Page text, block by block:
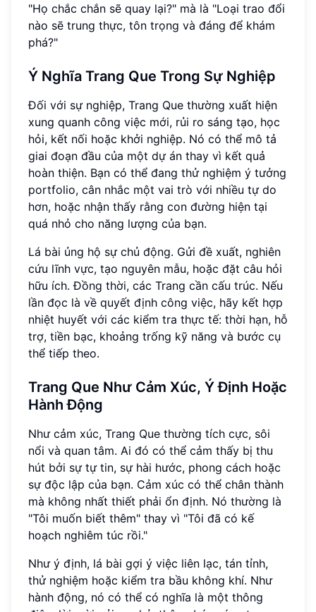
"Họ chắc chắn sẽ quay lại?" mà là "Loại trao đổi
nào sẽ trung thực, tôn trọng và đáng để khám
phá?"
Ý Nghĩa Trang Que Trong Sự Nghiệp
Đối với sự nghiệp, Trang Que thường xuất hiện
xung quanh công việc mới, rủi ro sáng tạo, học
hỏi, kết nối hoặc khởi nghiệp. Nó có thể mô tả
giai đoạn đầu của một dự án thay vì kết quả
hoàn thiện. Bạn có thể đang thử nghiệm ý tưởng
portfolio, cân nhắc một vai trò với nhiều tự do
hơn, hoặc nhận thấy rằng con đường hiện tại
quá nhỏ cho năng lượng của bạn.
Lá bài ủng hộ sự chủ động. Gửi đề xuất, nghiên
cứu lĩnh vực, tạo nguyên mẫu, hoặc đặt câu hỏi
hữu ích. Đồng thời, các Trang cần cấu trúc. Nếu
lần đọc là về quyết định công việc, hãy kết hợp
nhiệt huyết với các kiểm tra thực tế: thời hạn, hỗ
trợ, tiền bạc, khoảng trống kỹ năng và bước cụ
thể tiếp theo.
Trang Que Như Cảm Xúc, Ý Định Hoặc
Hành Động
Như cảm xúc, Trang Que thường tích cực, sôi
nổi và quan tâm. Ai đó có thể cảm thấy bị thu
hút bởi sự tự tin, sự hài hước, phong cách hoặc
sự độc lập của bạn. Cảm xúc có thể chân thành
mà không nhất thiết phải ổn định. Nó thường là
"Tôi muốn biết thêm" thay vì "Tôi đã có kế
hoạch nghiêm túc rồi."
Như ý định, lá bài gợi ý việc liên lạc, tán tỉnh,
thử nghiệm hoặc kiểm tra bầu không khí. Như
hành động, nó có thể có nghĩa là một thông